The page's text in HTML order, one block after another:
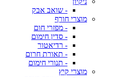
- שואב אבק
מוצרי חורף
- מפזרי חום
- סדין חימום
- רדיאטור
- תאורת חרום
- תנורי חימום
מוצרי קיץ